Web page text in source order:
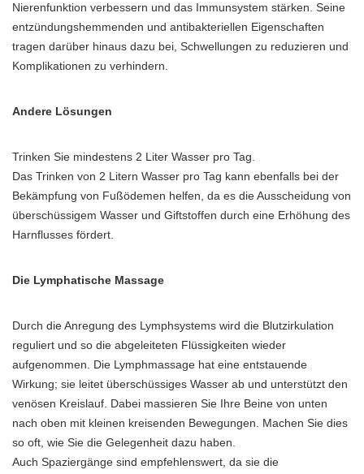
Nierenfunktion verbessern und das Immunsystem stärken. Seine
entzündungshemmenden und antibakteriellen Eigenschaften
tragen darüber hinaus dazu bei, Schwellungen zu reduzieren und
Komplikationen zu verhindern.
Andere Lösungen
Trinken Sie mindestens 2 Liter Wasser pro Tag.
Das Trinken von 2 Litern Wasser pro Tag kann ebenfalls bei der
Bekämpfung von Fußödemen helfen, da es die Ausscheidung von
überschüssigem Wasser und Giftstoffen durch eine Erhöhung des
Harnflusses fördert.
Die Lymphatische Massage
Durch die Anregung des Lymphsystems wird die Blutzirkulation
reguliert und so die abgeleiteten Flüssigkeiten wieder
aufgenommen. Die Lymphmassage hat eine entstauende
Wirkung; sie leitet überschüssiges Wasser ab und unterstützt den
venösen Kreislauf. Dabei massieren Sie Ihre Beine von unten
nach oben mit kleinen kreisenden Bewegungen. Machen Sie dies
so oft, wie Sie die Gelegenheit dazu haben.
Auch Spaziergänge sind empfehlenswert, da sie die